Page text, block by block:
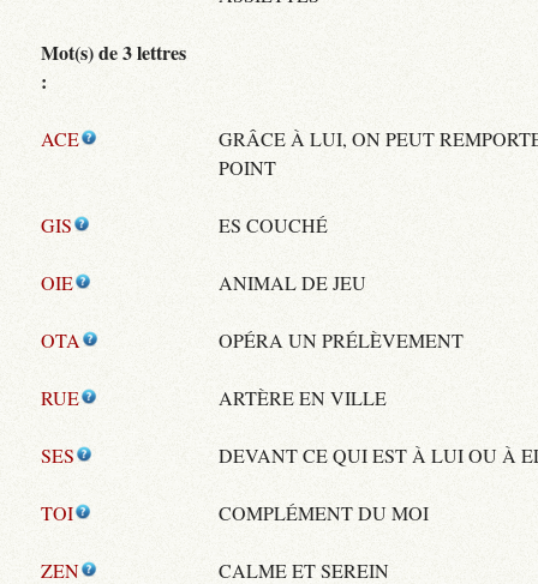
Mot(s) de 3 lettres
:
ACE
GRÂCE À LUI, ON PEUT
POINT
GIS ES COUCHÉ
OIE ANIMAL DE JEU
OTA OPÉRA UN PRÉLÈVEMENT
RUE ARTÈRE EN VILLE
SES DEVANT CE QUI EST À LUI OU À
TOI COMPLÉMENT DU MOI
ZEN CALME ET SEREIN